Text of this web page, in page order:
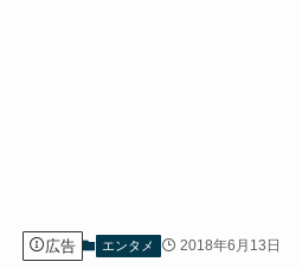
広告 エンタメ 2018年6月13日